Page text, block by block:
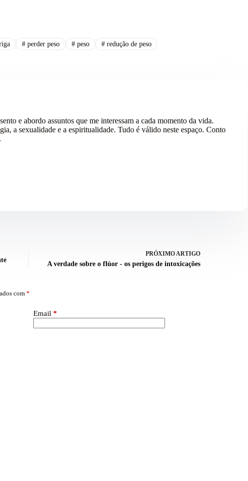
# perder peso #peso #redução de peso
e abordo assuntos que me interessam a cada momento da vida.
a sexualidade e a espiritualidade. Tudo é válido neste espaço. Conto
PRÓXIMOARTIGO
A verdade sobre o flúor - os perigos de intoxicações
com*
Email*